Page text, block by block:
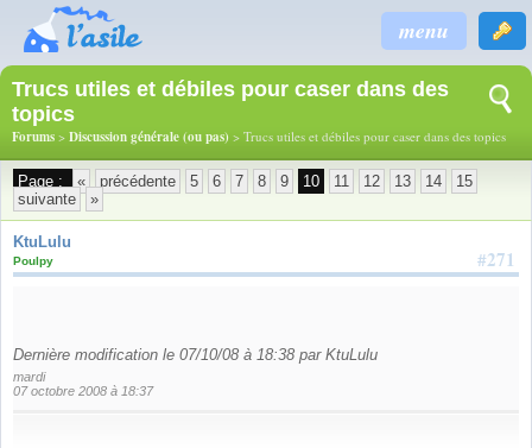
menu
Trucs utiles et débiles pour caser dans des
topics
Forums > Discussion générale (ou pas) > Trucs utiles et débiles pour caser dans des topics
Page : « précédente 5 6 7 8 9 10 11 12 13 14
15
suivante
»
KtuLulu
#271
Poulpy
Dernière modification le 07/10/08 à 18:38 par KtuLulu
mardi
07 octobre 2008 à 18:37